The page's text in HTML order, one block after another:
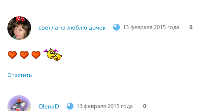
светлана люблю дочек 13 февраля 2015 года 0
Ответить
OlenaD 13 февраля 2015 года 0